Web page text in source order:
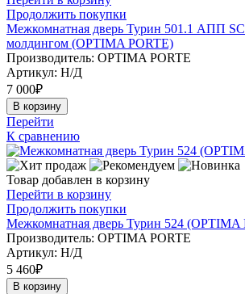
Продолжить покупки
Межкомнатная дверь Турин 501.1 АПП SC
молдингом (OPTIMA PORTE)
Производитель: OPTIMA PORTE
Артикул: Н/Д
7 000₽
В корзину
Перейти
К сравнению
Товар добавлен в корзину
Перейти в корзину
Продолжить покупки
Межкомнатная дверь Турин 524 (OPTIMA
Производитель: OPTIMA PORTE
Артикул: Н/Д
5 460₽
В корзину